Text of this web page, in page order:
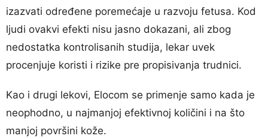
izazvati određene poremećaje u razvoju fetusa. Kod
ljudi ovakvi efekti nisu jasno dokazani, ali zbog
nedostatka kontrolisanih studija, lekar uvek
procenjuje koristi i rizike pre propisivanja trudnici.
Kao i drugi lekovi, Elocom se primenje samo kada je
neophodno, u najmanjoj efektivnoj količini i na što
manjoj površini kože.